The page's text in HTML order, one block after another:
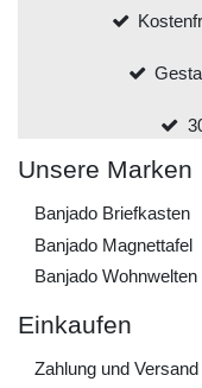
Unsere Marken
Banjado Briefkasten
Banjado Magnettafel
Banjado Wohnwelten
Einkaufen
Zahlung und Versand